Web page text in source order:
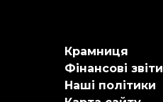
Крамниця
Фінансові звіти
Наші політики